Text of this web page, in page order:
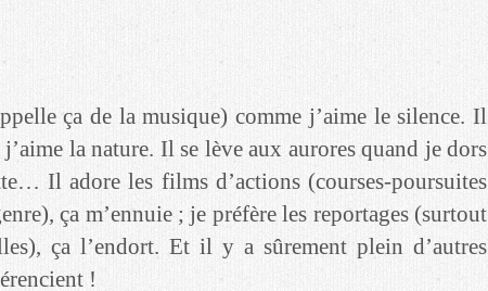
ça de la musique) comme j’aime le silence. Il
la nature. Il se lève aux aurores quand je dors
Il adore les films d’actions (courses-poursuites
ça m’ennuie ; je préfère les reportages (surtout
ça l’endort. Et il y a sûrement plein d’autres
!